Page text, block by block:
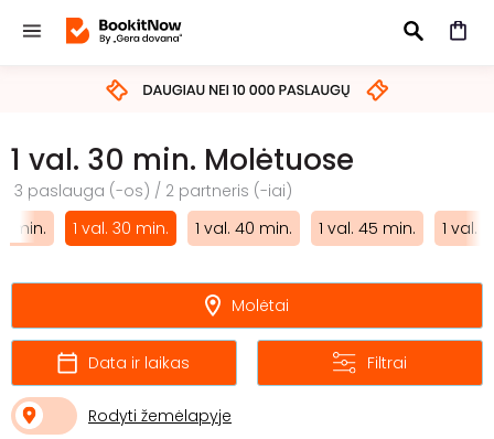
IEŠKOTI
1 val. 30 min. Molėtuose
3 paslauga (-os) / 2 partneris (-iai)
min.
1 val. 30 min. 1 val. 40 min. 1 val. 45 min. 1 val.
Molėtai
Data ir laikas Filtrai
Rodyti žemėlapyje